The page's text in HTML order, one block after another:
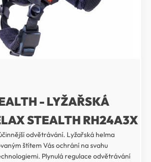
- LYŽAŘSKÁ
STEALTH RH24A3X
odvětrávání. Lyžařská helma
štítem Vás ochrání na svahu
Plynulá regulace odvětrávání